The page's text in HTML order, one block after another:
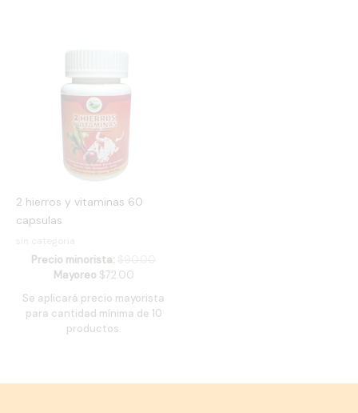
2 hierros y vitaminas 60
capsulas
Precio minorista:
Mayoreo $72.00
Se aplicará precio mayorista
para cantidad mínima de 10
productos.